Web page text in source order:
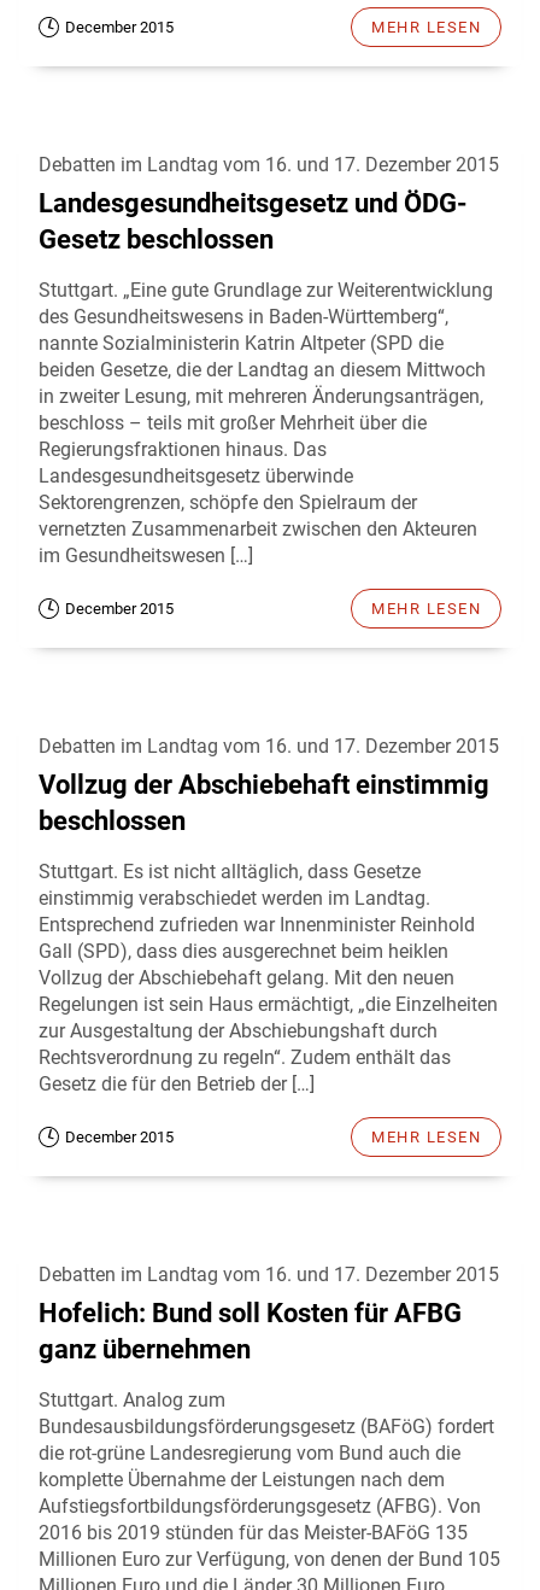
December 2015 MEHR LESEN
Debatten im Landtag vom 16. und 17. Dezember 2015
Landesgesundheitsgesetz und ÖDG-
Gesetz beschlossen
Stuttgart. „Eine gute Grundlage zur Weiterentwicklung
des Gesundheitswesens in Baden-Württemberg“,
nannte Sozialministerin Katrin Altpeter (SPD die
beiden Gesetze, die der Landtag an diesem Mittwoch
in zweiter Lesung, mit mehreren Änderungsanträgen,
beschloss – teils mit großer Mehrheit über die
Regierungsfraktionen hinaus. Das
Landesgesundheitsgesetz überwinde
Sektorengrenzen, schöpfe den Spielraum der
vernetzten Zusammenarbeit zwischen den Akteuren
im Gesundheitswesen […]
December 2015 MEHR LESEN
Debatten im Landtag vom 16. und 17. Dezember 2015
Vollzug der Abschiebehaft einstimmig
beschlossen
Stuttgart. Es ist nicht alltäglich, dass Gesetze
einstimmig verabschiedet werden im Landtag.
Entsprechend zufrieden war Innenminister Reinhold
Gall (SPD), dass dies ausgerechnet beim heiklen
Vollzug der Abschiebehaft gelang. Mit den neuen
Regelungen ist sein Haus ermächtigt, „die Einzelheiten
zur Ausgestaltung der Abschiebungshaft durch
Rechtsverordnung zu regeln“. Zudem enthält das
Gesetz die für den Betrieb der […]
December 2015 MEHR LESEN
Debatten im Landtag vom 16. und 17. Dezember 2015
Hofelich: Bund soll Kosten für AFBG
ganz übernehmen
Stuttgart. Analog zum
Bundesausbildungsförderungsgesetz (BAFöG) fordert
die rot-grüne Landesregierung vom Bund auch die
komplette Übernahme der Leistungen nach dem
Aufstiegsfortbildungsförderungsgesetz (AFBG). Von
2016 bis 2019 stünden für das Meister-BAFöG 135
Millionen Euro zur Verfügung, von denen der Bund 105